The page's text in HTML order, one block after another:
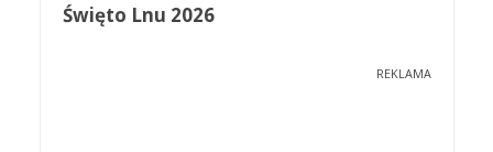
Święto Lnu 2026
REKLAMA